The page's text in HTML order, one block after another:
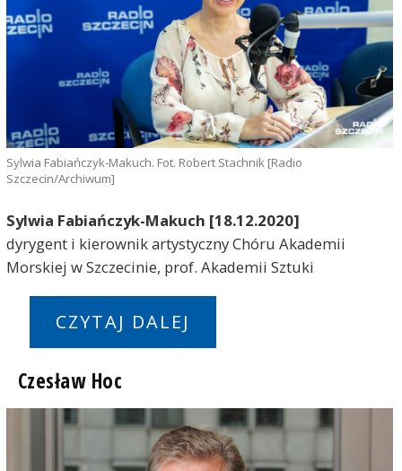
Sylwia Fabiańczyk-Makuch. Fot. Robert Stachnik [Radio
Szczecin/Archiwum]
Sylwia Fabiańczyk-Makuch [18.12.2020]
dyrygent i kierownik artystyczny Chóru Akademii
Morskiej w Szczecinie, prof. Akademii Sztuki
CZYTAJ DALEJ
Czesław Hoc